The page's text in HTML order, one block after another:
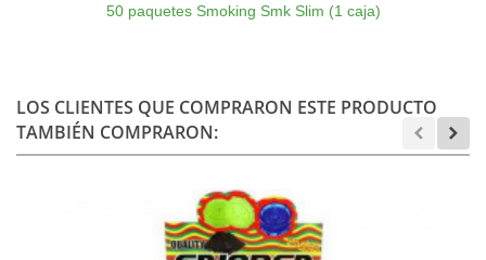
50 paquetes Smoking Smk Slim (1 caja)
LOS CLIENTES QUE COMPRARON ESTE PRODUCTO
TAMBIÉN COMPRARON: